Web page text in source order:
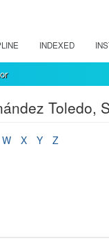
INDEXED
Toledo,
W X Y
Z